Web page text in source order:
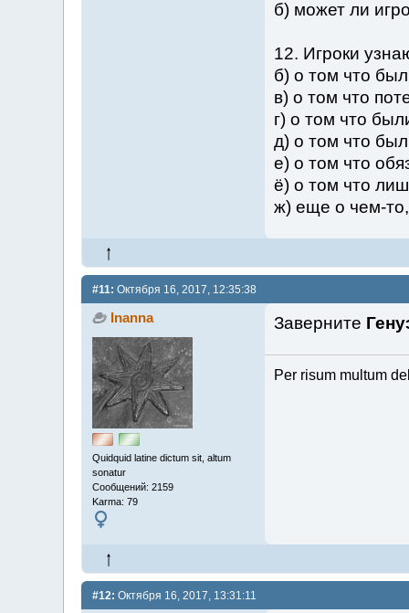
б) может ли
12. Игроки
б) о том что
в) о том что
г) о том что
д) о том что
е) о том что
ё) о том что
ж) еще о чем-
#11: Октября 16, 2017, 12:35:38
Inanna
Quidquid latine dictum sit, altum
sonatur
Сообщений: 2159
Karma: 79
Заверните
Per risum multum
#12: Октября 16, 2017, 13:31:11